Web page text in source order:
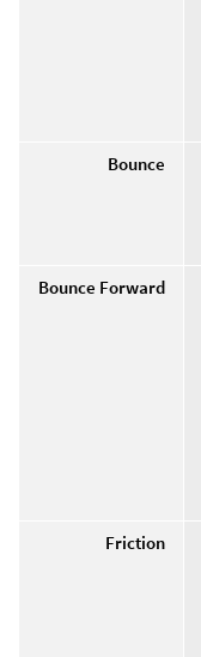
Bounce
Bounce Forward
Friction